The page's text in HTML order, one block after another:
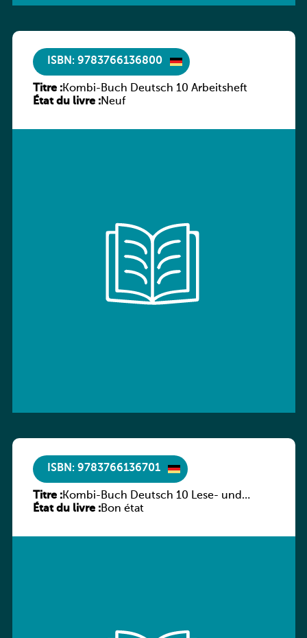
ISBN: 9783766136800
Titre :Kombi-Buch Deutsch 10 Arbeitsheft
État du livre :Neuf
ISBN: 9783766136701
Titre :Kombi-Buch Deutsch 10 Lese- und
Sprachbuch
État du livre :Bon état